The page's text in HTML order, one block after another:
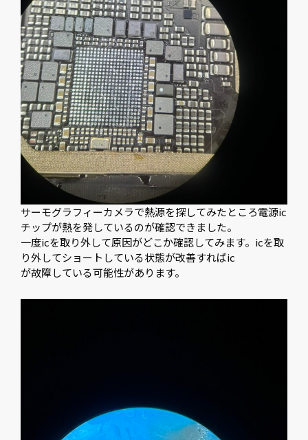
サーモグラフィーカメラで熱源を探してみたところ電源ic
チップが熱を発しているのが確認できました。
一度icを取り外して原因がどこか確認してみます。icを取
り外してショートしている状態が改善すればic
が故障している可能性があります。